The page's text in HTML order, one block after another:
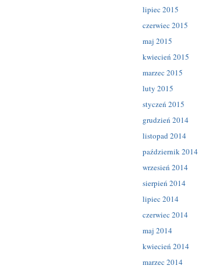
lipiec 2015
czerwiec 2015
maj 2015
kwiecień 2015
marzec 2015
luty 2015
styczeń 2015
grudzień 2014
listopad 2014
październik 2014
wrzesień 2014
sierpień 2014
lipiec 2014
czerwiec 2014
maj 2014
kwiecień 2014
marzec 2014